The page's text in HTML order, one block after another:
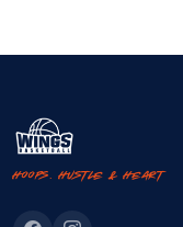
Hoops. Hustle & Heart